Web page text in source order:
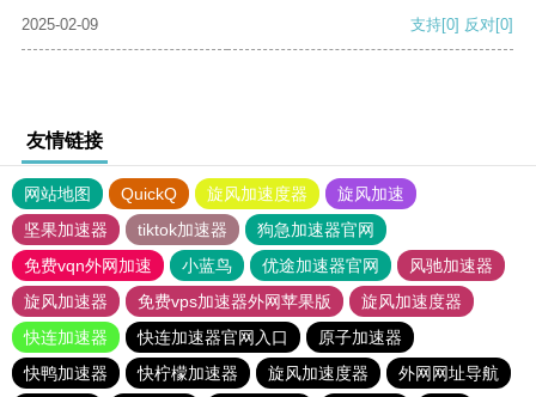
2025-02-09 支持[0] 反对[0]
友情链接
网站地图 QuickQ 旋风加速度器
旋风加速
坚果加速器
tiktok加速器
狗急加速器官网
免费vqn外网加速
小蓝鸟 优途加速器官网
风驰加速器
旋风加速器
免费vps加速器外网苹果版
旋风加速度器
快连加速器
快连加速器官网入口
原子加速器
快鸭加速器
快柠檬加速器 旋风加速度器
外网网址导航